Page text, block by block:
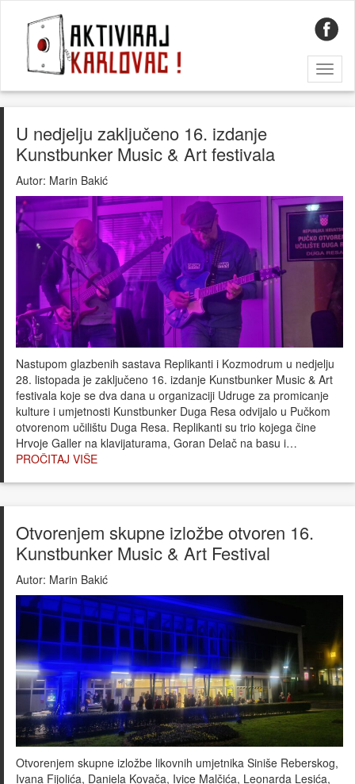
U nedjelju zaključeno 16. izdanje
Kunstbunker Music & Art festivala
Autor: Marin Bakić
Nastupom glazbenih sastava Replikanti i Kozmodrum u nedjelju
28. listopada je zaključeno 16. izdanje Kunstbunker Music & Art
festivala koje se dva dana u organizaciji Udruge za promicanje
kulture i umjetnosti Kunstbunker Duga Resa odvijalo u Pučkom
otvorenom učilištu Duga Resa. Replikanti su trio kojega čine
Hrvoje Galler na klavijaturama, Goran Delač na basu i…
PROČITAJ VIŠE
Otvorenjem skupne izložbe otvoren 16.
Kunstbunker Music & Art Festival
Autor: Marin Bakić
Otvorenjem skupne izložbe likovnih umjetnika Siniše Reberskog,
Ivana Fijolića, Daniela Kovača, Ivice Malčića, Leonarda Lesića,